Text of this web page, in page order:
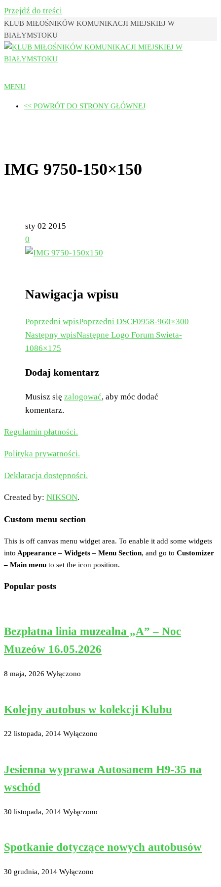
Przejdź do treści
KLUB MIŁOŚNIKÓW KOMUNIKACJI MIEJSKIEJ W
BIAŁYMSTOKU
Klub Miłośników Komunikacji
Miejskiej w Białymstoku
MENU
<< POWRÓT DO STRONY GŁÓWNEJ
IMG 9750-150×150
sty02 2015
0
Nawigacja wpisu
Poprzedni wpisPoprzedni DSCF0958-960×300
Następny wpisNastępne Logo Forum Swieta-
1086×175
Dodaj komentarz
Musisz sięzalogować, aby móc dodać
komentarz.
Regulamin płatności.
Polityka prywatności.
Deklaracja dostępności.
Created by: NIKSON.
Custom menu section
This is off canvas menu widget area. To enable it add some widgets
into Appearance – Widgets – Menu Section, and go to Customizer
– Main menu to set the icon position.
Popular posts
Bezpłatna linia muzealna „A” – Noc
Muzeów 16.05.2026
8 maja, 2026 Wyłączono
Kolejny autobus w kolekcji Klubu
22 listopada, 2014 Wyłączono
Jesienna wyprawa Autosanem H9-35 na
wschód
30 listopada, 2014 Wyłączono
Spotkanie dotyczące nowych autobusów
30 grudnia, 2014 Wyłączono